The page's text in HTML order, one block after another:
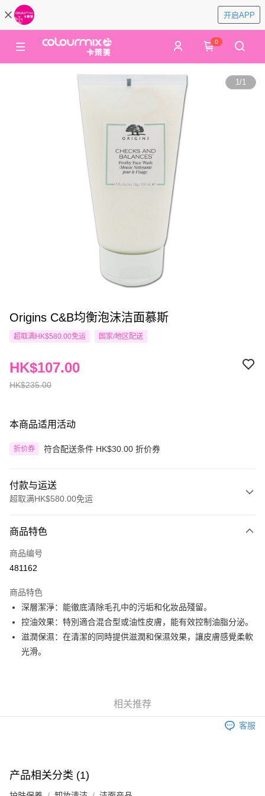
开启APP
0
1/1
Origins C&B均衡泡沫洁面慕斯
超取满HK$580.00免运 国家/地区配送
HK$235.00
HK$107.00
本商品适用活动
折价券 符合配送条件 HK$30.00 折价券
付款与运送
超取满HK$580.00免运
信用卡
Apple Pay
AlipayHK
PayMe
WeChat Pay
銀行匯款 請將存款存到以下銀行帳戶，並於存款單據寫上訂單編號後電郵至
eshop@colourmix-cosmetics.com** **我們不會處理沒有提供存款單據的訂
單。 如果訂購後七個工作天內我們未能收到有關存款，有關訂單將被取消。
付款後順豐站及營業點取貨
商品特色
商品编号
481162
商品特色
深層潔淨：能徹底清除毛孔中的污垢和化妝品殘留。
控油效果：特別適合混合型或油性皮膚，能有效控制油脂分泌。
滋潤保濕：在清潔的同時提供滋潤和保濕效果，讓皮膚感覺柔軟
光滑。
相关推荐
客服
产品相关分类 (1)